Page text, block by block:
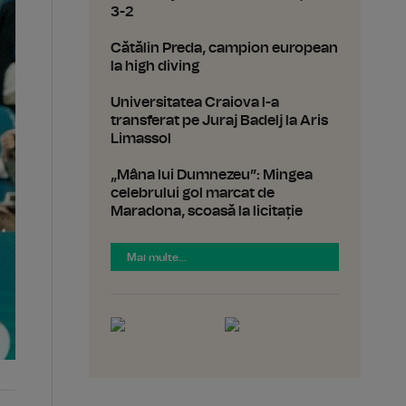
3-2
Cătălin Preda, campion european
la high diving
Universitatea Craiova l-a
transferat pe Juraj Badelj la Aris
Limassol
„Mâna lui Dumnezeu”: Mingea
celebrului gol marcat de
Maradona, scoasă la licitație
Mai multe...